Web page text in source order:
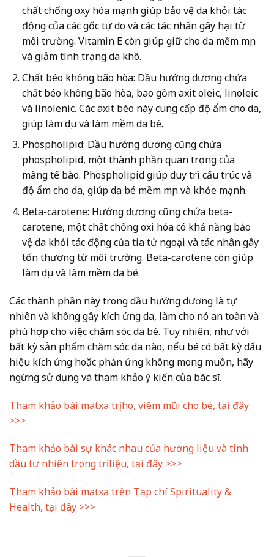
chất chống oxy hóa mạnh giúp bảo vệ da khỏi tác
động của các gốc tự do và các tác nhân gây hại từ
môi trường. Vitamin E còn giúp giữ cho da mềm mịn
và giảm tình trạng da khô.
Chất béo không bão hòa: Dầu hướng dương chứa
chất béo không bão hòa, bao gồm axit oleic, linoleic
và linolenic. Các axit béo này cung cấp độ ẩm cho da,
giúp làm dịu và làm mềm da bé.
Phospholipid: Dầu hướng dương cũng chứa
phospholipid, một thành phần quan trọng của
màng tế bào. Phospholipid giúp duy trì cấu trúc và
độ ẩm cho da, giúp da bé mềm mịn và khỏe mạnh.
Beta-carotene: Hướng dương cũng chứa beta-
carotene, một chất chống oxi hóa có khả năng bảo
vệ da khỏi tác động của tia tử ngoại và tác nhân gây
tổn thương từ môi trường. Beta-carotene còn giúp
làm dịu và làm mềm da bé.
Các thành phần này trong dầu hướng dương là tự
nhiên và không gây kích ứng da, làm cho nó an toàn và
phù hợp cho việc chăm sóc da bé. Tuy nhiên, như với
bất kỳ sản phẩm chăm sóc da nào, nếu bé có bất kỳ dấu
hiệu kích ứng hoặc phản ứng không mong muốn, hãy
ngừng sử dụng và tham khảo ý kiến của bác sĩ.
Tham khảo bài matxa trị ho, viêm mũi cho bé, tại đây
>>>
Tham khảo bài sự khác nhau của hương liệu và tinh
dầu tự nhiên trong trị liệu, tại đây >>>
Tham khảo bài matxa trên Tạp chí Spirituality &
Health, tại đây >>>